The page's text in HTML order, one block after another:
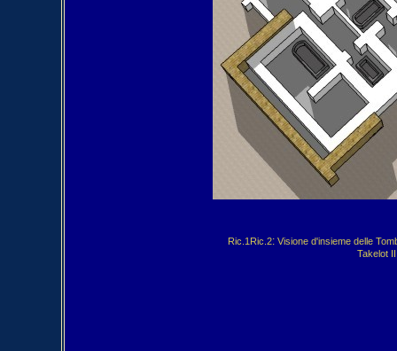
Ric.1 Ric.2: Visione d'insieme delle
Takelot II